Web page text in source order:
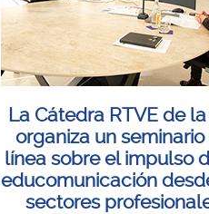
La Cátedra RTVE de
organiza un seminario
línea sobre el impulso
educomunicación
sectores